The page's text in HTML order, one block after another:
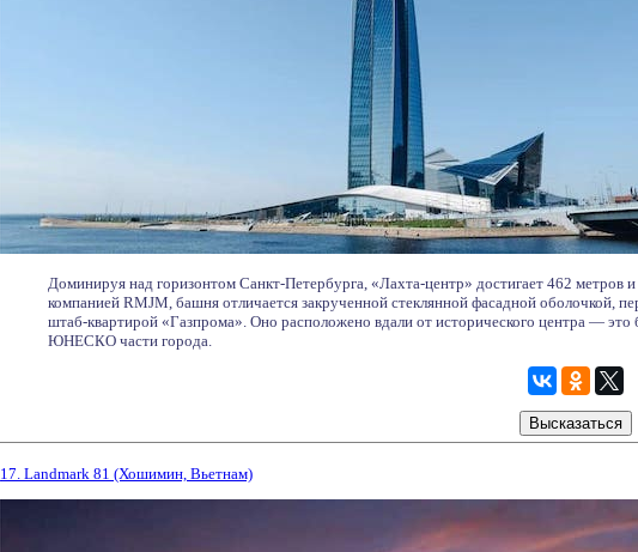
Доминируя над горизонтом Санкт-Петербурга, «Лахта-центр» достигает 462
компанией RMJM, башня отличается закрученной стеклянной фасадной оболочкой,
штаб-квартирой «Газпрома». Оно расположено вдали от исторического центра —
ЮНЕСКО части города.
17. Landmark 81 (Хошимин, Вьетнам)